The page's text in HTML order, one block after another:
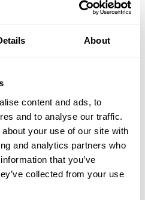
About
content and ads, to
and to analyse our traffic.
your use of our site with
and analytics partners who
that you’ve
collected from your use
voluptatem sequi
qui dolorem ipsum quia
incidunt ut labore et
exercitationem ullam
nisi ut aliquid ex ea
qui dolorem ipsum quia
adipisci velit, sed quia non
incidunt ut labore et